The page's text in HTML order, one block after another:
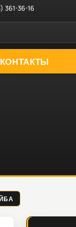
361-36-16
КОНТАКТЫ